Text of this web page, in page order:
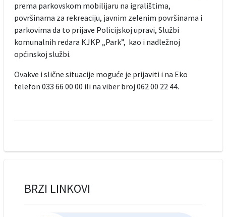
prema parkovskom mobilijaru na igralištima,
površinama za rekreaciju, javnim zelenim površinama i
parkovima da to prijave Policijskoj upravi, Službi
komunalnih redara KJKP „Park”, kao i nadležnoj
općinskoj službi.
Ovakve i slične situacije moguće je prijaviti i na Eko
telefon 033 66 00 00 ili na viber broj 062 00 22 44.
BRZI LINKOVI